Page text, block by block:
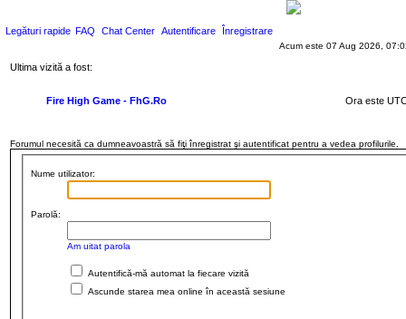
Legături rapide FAQ Chat Center Autentificare Înregistrare
Acum este 07 Aug 2026,
Ultima vizită a fost:
Fire High Game - FhG.Ro Ora este
Forumul necesită ca dumneavoastră să fiţi înregistrat şi autentificat pentru a vedea profilurile.
Nume utilizator:
Parolă:
Am uitat parola
Autentifică-mă automat la fiecare vizită
Ascunde starea mea online în această sesiune